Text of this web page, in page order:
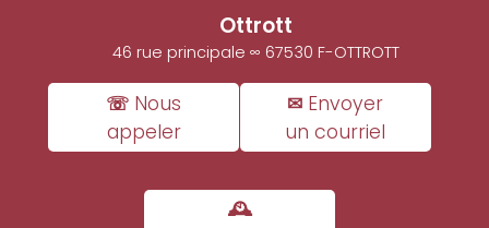
Ottrott
46 rue principale ∞ 67530 F-OTTROTT
☏ Nous
appeler
✉ Envoyer
un courriel
🕰